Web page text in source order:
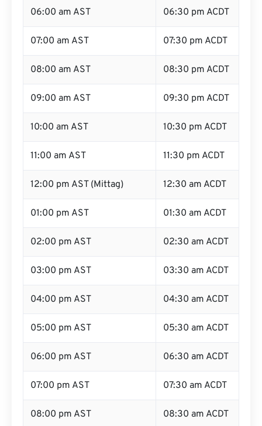
06:00 am AST 06:30 pm ACDT
07:00 am AST 07:30 pm ACDT
08:00 am AST 08:30 pm ACDT
09:00 am AST 09:30 pm ACDT
10:00 am AST 10:30 pm ACDT
11:00 am AST 11:30 pm ACDT
12:00 pm AST (Mittag) 12:30 am ACDT
01:00 pm AST 01:30 am ACDT
02:00 pm AST 02:30 am ACDT
03:00 pm AST 03:30 am ACDT
04:00 pm AST 04:30 am ACDT
05:00 pm AST 05:30 am ACDT
06:00 pm AST 06:30 am ACDT
07:00 pm AST 07:30 am ACDT
08:00 pm AST 08:30 am ACDT